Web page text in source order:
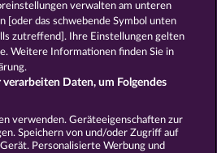
E-Mail-Adresse auf die
hingewiesen wurden, und
widersprochen haben.
6 Abs. 1 lit. f DSGVO i. V. m. §
oder per E-
verwalten am unteren
[oder das schwebende Symbol unten
zutreffend]. Ihre Einstellungen gelten
Weitere Informationen finden Sie in
Daten, um Folgendes
verwenden. Geräteeigenschaften zur
Speichern von und/oder Zugriff auf
Personalisierte Werbung und